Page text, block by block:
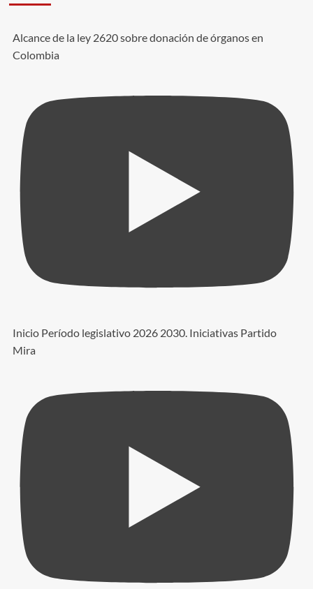
Alcance de la ley 2620 sobre donación de órganos en
Colombia
Inicio Período legislativo 2026 2030. Iniciativas Partido
Mira